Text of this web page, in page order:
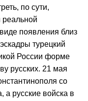
по сути,
появления близ
турецкий
России форме
русских. 21 мая
со
а русские войска в